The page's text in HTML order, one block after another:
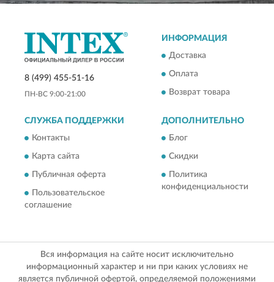
8 (499) 455-51-16
ПН-ВС 9:00-21:00
ИНФОРМАЦИЯ
Доставка
Оплата
Возврат товара
СЛУЖБА ПОДДЕРЖКИ
Контакты
Карта сайта
Публичная оферта
Пользовательское
соглашение
ДОПОЛНИТЕЛЬНО
Блог
Скидки
Политика
конфиденциальности
Вся информация на сайте носит исключительно
информационный характер и ни при каких условиях не
является публичной офертой, определяемой положениями